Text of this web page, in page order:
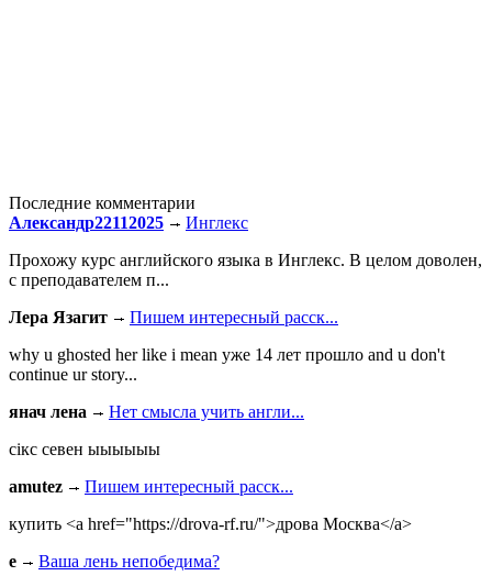
Последние комментарии
Александр22112025
Инглекс
Прохожу курс английского языка в Инглекс. В целом доволен,
с преподавателем п...
Лера Язагит
Пишем интересный расск...
why u ghosted her like i mean уже 14 лет прошло and u don't
continue ur story...
янач лена
Нет смысла учить англи...
сiкс севен ыыыыыы
amutez
Пишем интересный расск...
купить <a href="https://drova-rf.ru/">дрова Москва</a>
e
Ваша лень непобедима?